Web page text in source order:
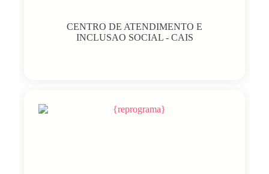
CENTRO DE ATENDIMENTO E
INCLUSAO SOCIAL - CAIS